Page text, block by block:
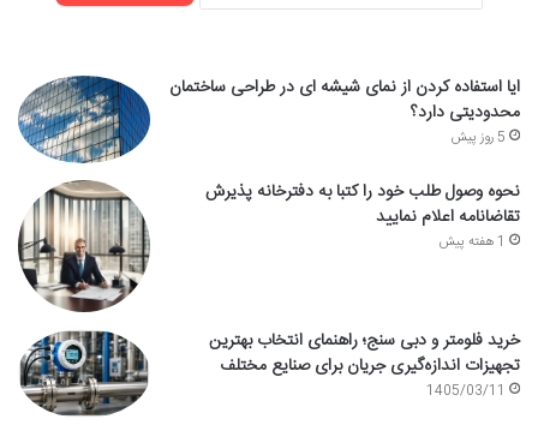
ایا استفاده کردن از نمای شیشه ای در طراحی ساختمان
محدودیتی دارد؟
5 روز پیش
نحوه وصول طلب خود را کتبا به دفترخانه پذیرش
تقاضانامه اعلام نمایید
1 هفته پیش
خرید فلومتر و دبی سنج؛ راهنمای انتخاب بهترین
تجهیزات اندازه‌گیری جریان برای صنایع مختلف
1405/03/11